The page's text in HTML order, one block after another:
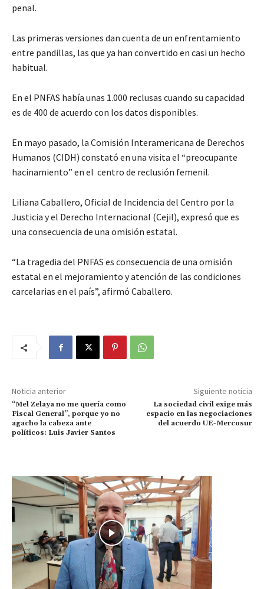
penal.
Las primeras versiones dan cuenta de un enfrentamiento
entre pandillas, las que ya han convertido en casi un hecho
habitual.
En el PNFAS había unas 1.000 reclusas cuando su capacidad
es de 400 de acuerdo con los datos disponibles.
En mayo pasado, la Comisión Interamericana de Derechos
Humanos (CIDH) constató en una visita el “preocupante
hacinamiento” en el centro de reclusión femenil.
Liliana Caballero, Oficial de Incidencia del Centro por la
Justicia y el Derecho Internacional (Cejil), expresó que es
una consecuencia de una omisión estatal.
“La tragedia del PNFAS es consecuencia de una omisión
estatal en el mejoramiento y atención de las condiciones
carcelarias en el país”, afirmó Caballero.
Noticia anterior
“Mel Zelaya no me quería como
Fiscal General”, porque yo no
agacho la cabeza ante
políticos: Luis Javier Santos
Siguiente noticia
La sociedad civil exige más
espacio en las negociaciones
del acuerdo UE-Mercosur